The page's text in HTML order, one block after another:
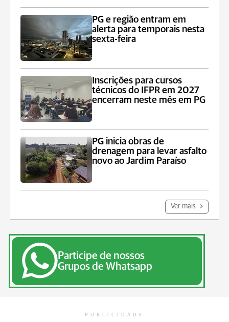
PG e região entram em
alerta para temporais nesta
sexta-feira
Inscrições para cursos
técnicos do IFPR em 2027
encerram neste mês em PG
PG inicia obras de
drenagem para levar asfalto
novo ao Jardim Paraíso
Ver mais
Participe de nossos
Grupos de Whatsapp
PUBLICIDADE